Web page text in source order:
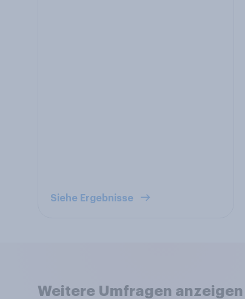
Siehe Ergebnisse
Weitere Umfragen anzeigen